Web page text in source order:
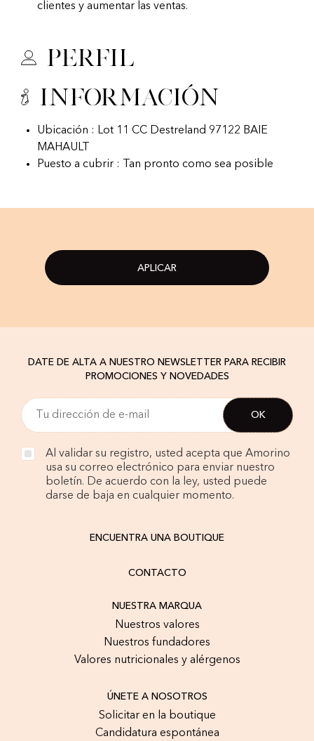
clientes y aumentar las ventas.
Perfil
Información
Ubicación : Lot 11 CC Destreland 97122 BAIE
MAHAULT
Puesto a cubrir : Tan pronto como sea posible
APLICAR
DATE DE ALTA A NUESTRO NEWSLETTER PARA RECIBIR
PROMOCIONES Y NOVEDADES
Al validar su registro, usted acepta que Amorino
usa su correo electrónico para enviar nuestro
boletín. De acuerdo con la ley, usted puede
darse de baja en cualquier momento.
ENCUENTRA UNA BOUTIQUE
CONTACTO
NUESTRA MARQUA
Nuestros valores
Nuestros fundadores
Valores nutricionales y alérgenos
ÚNETE A NOSOTROS
Solicitar en la boutique
Candidatura espontánea